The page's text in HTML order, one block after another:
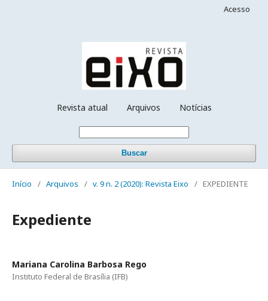
Revista atual Arquivos Notícias
Buscar
Acesso
Início / Arquivos / v. 9 n. 2 (2020): Revista Eixo / EXPEDIENTE
Expediente
Mariana Carolina Barbosa Rego
Instituto Federal de Brasília (IFB)